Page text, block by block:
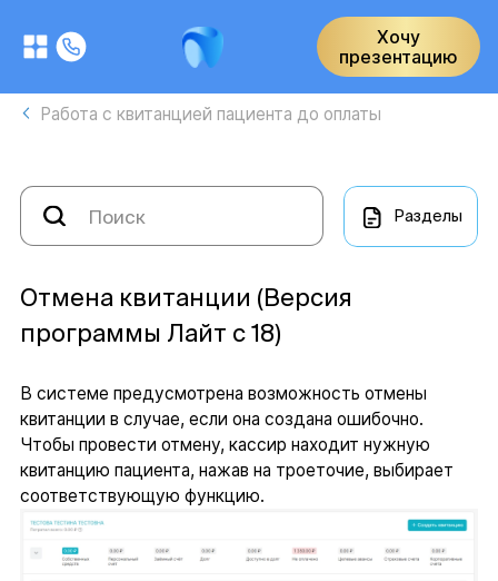
Хочу
презентацию
Работа с квитанцией пациента до оплаты
Разделы
Отмена квитанции (Версия
программы Лайт с 18)
В системе предусмотрена возможность отмены
квитанции в случае, если она создана ошибочно.
Чтобы провести отмену, кассир находит нужную
квитанцию пациента, нажав на троеточие, выбирает
соответствующую функцию.